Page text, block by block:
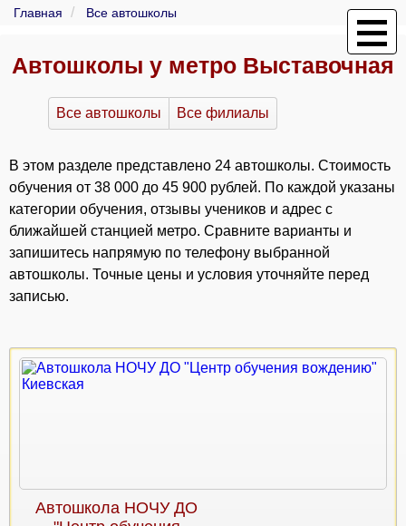
Главная Все автошколы
Автошколы у метро Выставочная
Все автошколы Все филиалы
В этом разделе представлено 24 автошколы. Стоимость
обучения от 38 000 до 45 900 рублей. По каждой указаны
категории обучения, отзывы учеников и адрес с
ближайшей станцией метро. Сравните варианты и
запишитесь напрямую по телефону выбранной
автошколы. Точные цены и условия уточняйте перед
записью.
Автошкола НОЧУ ДО